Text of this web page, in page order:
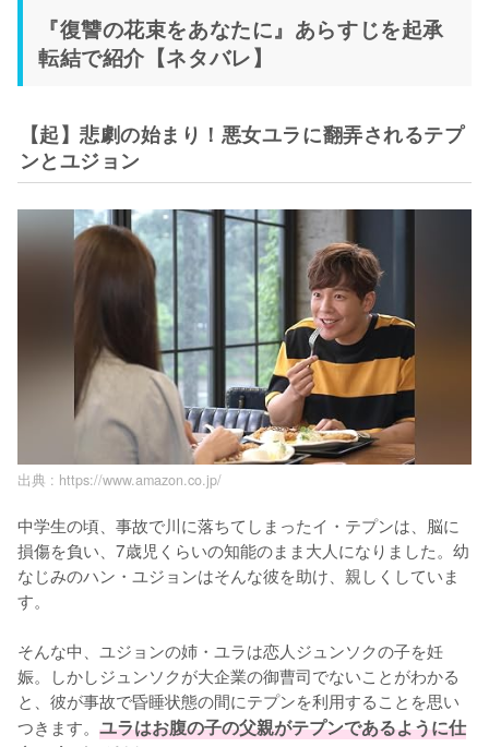
『復讐の花束をあなたに』あらすじを起承
転結で紹介【ネタバレ】
【起】悲劇の始まり！悪女ユラに翻弄されるテプ
ンとユジョン
出典 : https://www.amazon.co.jp/
中学生の頃、事故で川に落ちてしまったイ・テプンは、脳に
損傷を負い、7歳児くらいの知能のまま大人になりました。幼
なじみのハン・ユジョンはそんな彼を助け、親しくしていま
す。
そんな中、ユジョンの姉・ユラは恋人ジュンソクの子を妊
娠。しかしジュンソクが大企業の御曹司でないことがわかる
と、彼が事故で昏睡状態の間にテプンを利用することを思い
つきます。 ユラはお腹の子の父親がテプンであるように仕